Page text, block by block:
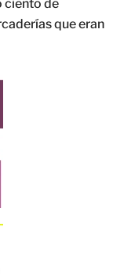
ciento de
que eran